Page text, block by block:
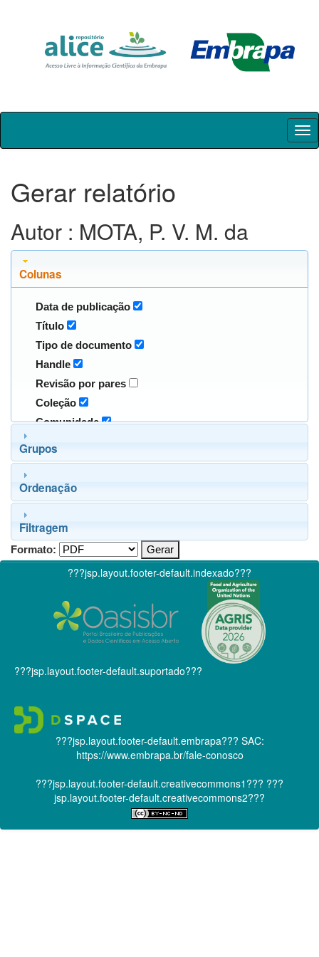
Skip
Gerar relatório
Autor : MOTA, P. V. M. da
Colunas
Data de publicação
Título
Tipo de documento
Handle
Revisão por pares
Coleção
Comunidade
Grupos
Ordenação
Filtragem
Formato:
???jsp.layout.footer-default.indexado???
???jsp.layout.footer-default.suportado???
???jsp.layout.footer-default.embrapa??? SAC:
https://www.embrapa.br/fale-conosco
???jsp.layout.footer-default.creativecommons1??? ???
jsp.layout.footer-default.creativecommons2???